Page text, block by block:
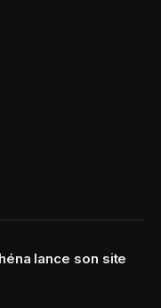
lance son site